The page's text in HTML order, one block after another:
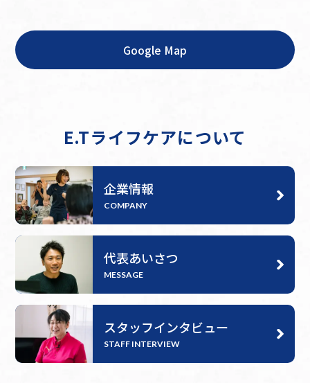
Google Map
E.Tライフケアについて
企業情報
COMPANY
代表あいさつ
MESSAGE
スタッフインタビュー
STAFF INTERVIEW